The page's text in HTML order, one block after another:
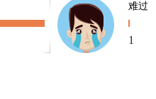
难过
1